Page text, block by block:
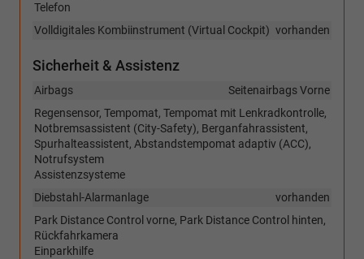
Telefon
vorhanden
Volldigitales Kombiinstrument (Virtual Cockpit)
Sicherheit & Assistenz
Seitenairbags Vorne
Airbags
Regensensor, Tempomat, Tempomat mit Lenkradkontrolle,
Notbremsassistent (City-Safety), Berganfahrassistent,
Spurhalteassistent, Abstandstempomat adaptiv (ACC),
Notrufsystem
Assistenzsysteme
vorhanden
Diebstahl-Alarmanlage
Park Distance Control vorne, Park Distance Control hinten,
Rückfahrkamera
Einparkhilfe